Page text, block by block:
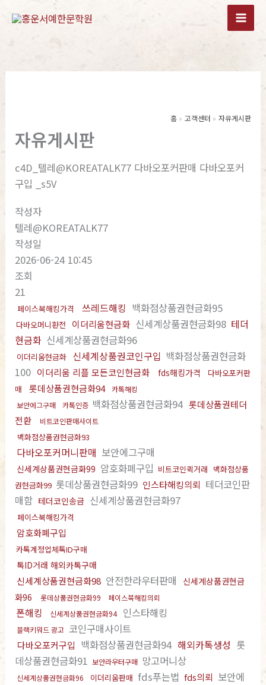
홈 고객센터 자유게시판
자유게시판
c4D_텔레@KOREATALK77 다바오포커판매 다바오포커
구입 _s5V
작성자
텔레@KOREATALK77
작성일
2026-06-24 10:45
조회
21
페이스북해킹가격 쓰레드해킹 백화점상품권현금화95
다바오머니환전 이더리움현금화 신세계상품권현금화98 테더
현금화 신세계상품권현금화96
이더리움현금화 신세계상품권코인구입 백화점상품권현금화
100 이더리움 리플 모든코인현금화 fds해킹가격
다바오포커판
매
롯데상품권현금화94
카톡해킹
보안에그구매
카톡인증 백화점상품권현금화94 롯데상품권테더
전환
비트코인판매사이트
백화점상품권현금화93
다바오포커머니판매 보안에그구매
신세계상품권현금화99 암호화폐구입 비트코인퀵거래 백화점상품
권현금화99 롯데상품권현금화99 인스타해킹의뢰 테더코인판
매함 테더코인송금 신세계상품권현금화97
페이스북해킹가격
암호화폐구입
카톡계정업체톡ID구매
톡ID거래 해외카톡구매
신세계상품권현금화98 안전한라우터판매
신세계상품권현금
화96
롯데상품권현금화99 페이스북해킹의뢰
폰해킹 신세계상품권현금화94 인스타해킹
블랙키워드 광고 코인구매사이트
다바오포커구입 백화점상품권현금화94 해외카톡생성 롯
데상품권현금화91 보안라우터구매 망고머니상
신세계상품권현금화96 이더리움판매 fds푸는법 fds의뢰 보안에